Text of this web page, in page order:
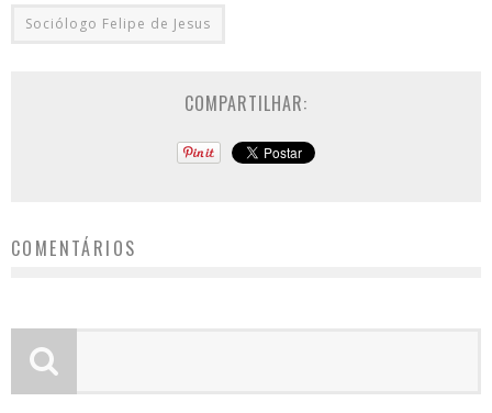
Sociólogo Felipe de Jesus
COMPARTILHAR:
COMENTÁRIOS